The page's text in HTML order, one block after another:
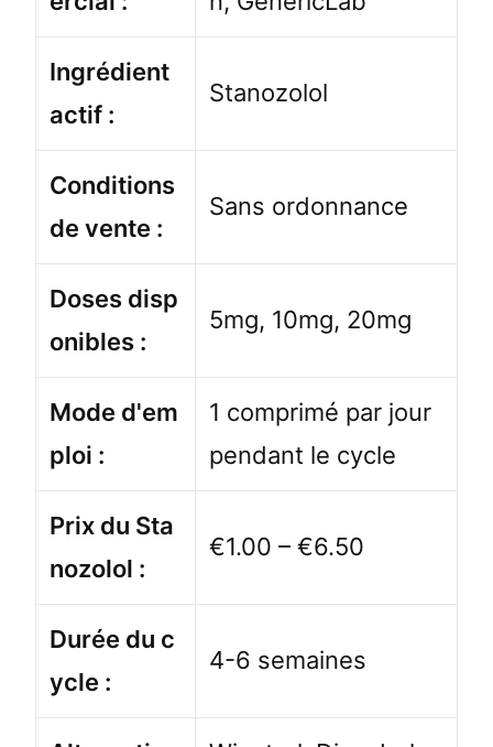
Ingrédient
actif :
Stanozolol
Conditions
de vente :
Sans ordonnance
Doses disp
onibles :
5mg, 10mg, 20mg
Mode d'em
ploi :
1 comprimé par jour
pendant le cycle
Prix du Sta
nozolol :
€1.00 – €6.50
Durée du c
ycle :
4-6 semaines